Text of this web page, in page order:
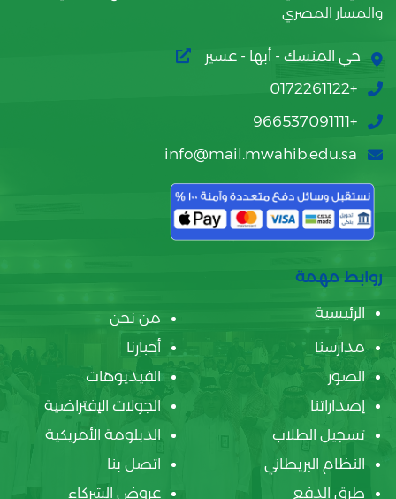
والمسار المصري
حي المنسك - أبها - عسير
+0172261122
+966537091111
info@mail.mwahib.edu.sa
روابط مهمة
الرئيسية
من نحن
مدارسنا
أخبارنا
الصور
الفيديوهات
إصداراتنا
الجولات الإفتراضية
تسجيل الطلاب
الدبلومة الأمريكية
النظام البريطاني
اتصل بنا
طرق الدفع
عروض الشركاء